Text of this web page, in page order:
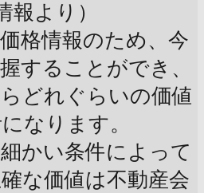
報より）
格情報のため、今
することができ、
どれぐらいの価値
なります。
かい条件によって
な価値は不動産会